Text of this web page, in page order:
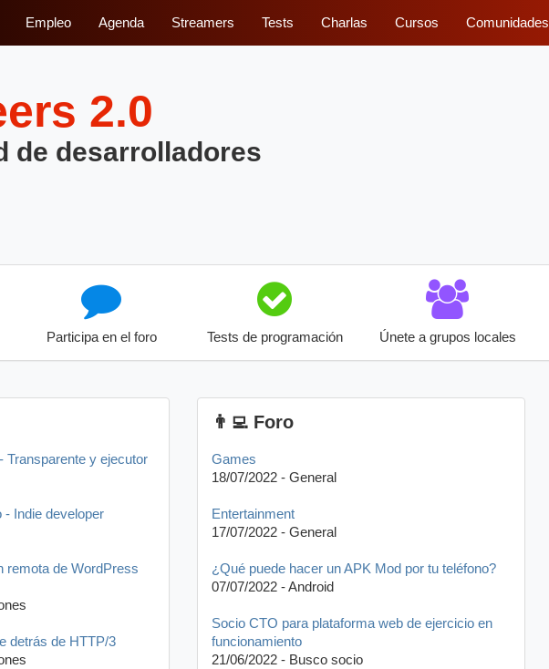
Empleo Agenda Streamers Tests Charlas Cursos Comunidades
2.0
de desarrolladores
Participa en el foro Tests de programación Únete a grupos locales
Transparente y ejecutor
- Indie developer
remota de WordPress
detrás de HTTP/3
👨‍💻 Foro
Games
18/07/2022 - General
Entertainment
17/07/2022 - General
¿Qué puede hacer un APK Mod por tu teléfono?
07/07/2022 - Android
Socio CTO para plataforma web de ejercicio en
funcionamiento
21/06/2022 - Busco socio